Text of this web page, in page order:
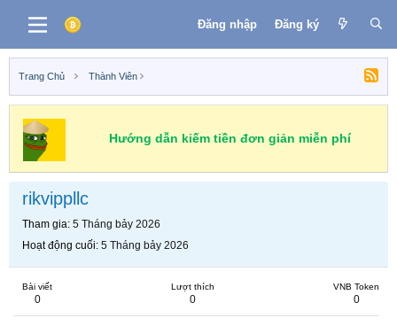
Đăng nhập Đăng ký
Trang Chủ Thành Viên
Hướng dẫn kiếm tiền đơn giản miễn phí
rikvippllc
Tham gia 5 Tháng bảy 2026
Hoạt động cuối 5 Tháng bảy 2026
Bài viết
0
Lượt thích
0
VNB Token
0